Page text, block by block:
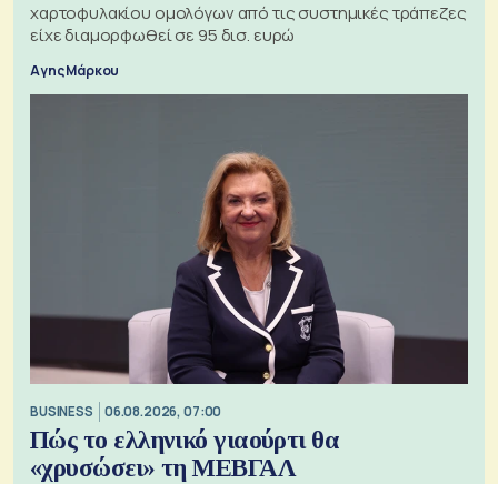
χαρτοφυλακίου ομολόγων από τις συστημικές τράπεζες
είχε διαμορφωθεί σε 95 δισ. ευρώ
Αγης Μάρκου
BUSINESS 06.08.2026, 07:00
Πώς το ελληνικό γιαούρτι θα
«χρυσώσει» τη ΜΕΒΓΑΛ